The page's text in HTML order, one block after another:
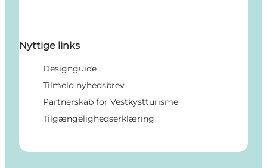
Nyttige links
Designguide
Tilmeld nyhedsbrev
Partnerskab for Vestkystturisme
Tilgængelighedserklæring